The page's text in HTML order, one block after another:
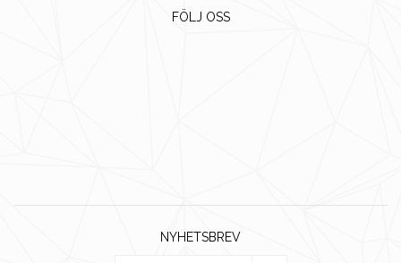
FÖLJ OSS
NYHETSBREV